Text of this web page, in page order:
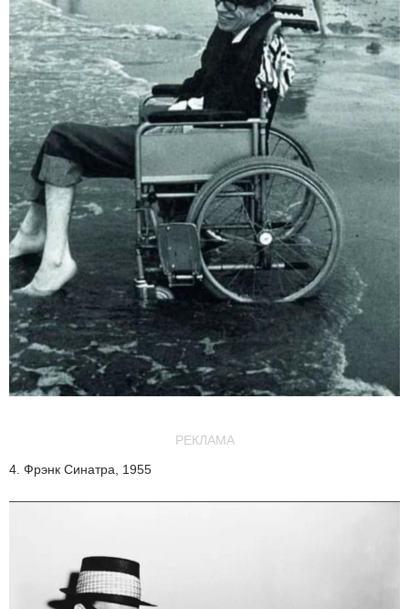
РЕКЛАМА
4. Фрэнк Синатра, 1955